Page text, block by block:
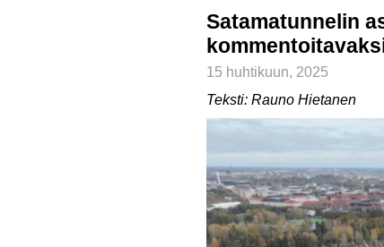
Satamatunnelin
15 huhtikuun, 2025
Teksti: Rauno Hietanen